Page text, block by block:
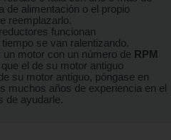
de alimentación o el propio
reemplazarlo.
funcionan
se van ralentizando.
motor con un número de RPM
el de su motor antiguo
su motor antiguo, póngase en
muchos años de experiencia en el
de ayudarle.